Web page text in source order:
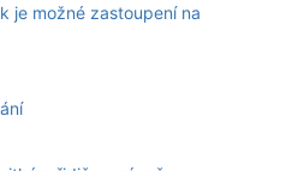
je možné zastoupení na